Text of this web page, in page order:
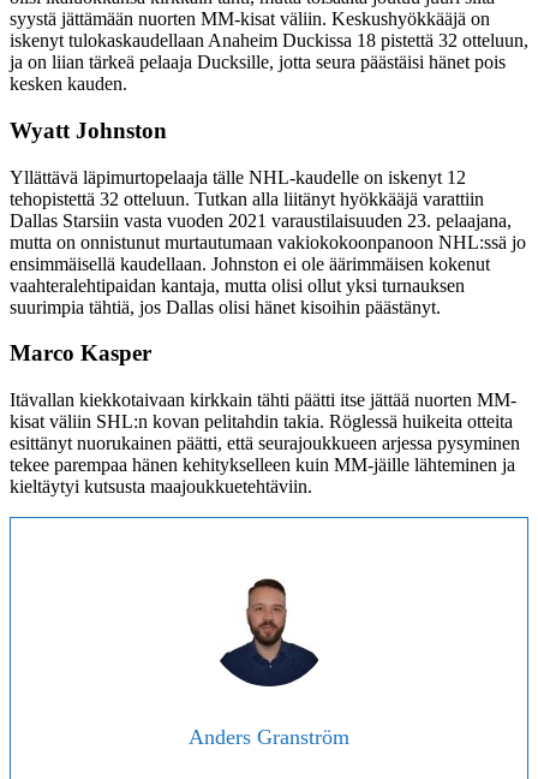
syystä jättämään nuorten MM-kisat väliin. Keskushyökkääjä on
iskenyt tulokaskaudellaan Anaheim Duckissa 18 pistettä 32 otteluun,
ja on liian tärkeä pelaaja Ducksille, jotta seura päästäisi hänet pois
kesken kauden.
Wyatt Johnston
Yllättävä läpimurtopelaaja tälle NHL-kaudelle on iskenyt 12
tehopistettä 32 otteluun. Tutkan alla liitänyt hyökkääjä varattiin
Dallas Starsiin vasta vuoden 2021 varaustilaisuuden 23. pelaajana,
mutta on onnistunut murtautumaan vakiokokoonpanoon NHL:ssä jo
ensimmäisellä kaudellaan. Johnston ei ole äärimmäisen kokenut
vaahteralehtipaidan kantaja, mutta olisi ollut yksi turnauksen
suurimpia tähtiä, jos Dallas olisi hänet kisoihin päästänyt.
Marco Kasper
Itävallan kiekkotaivaan kirkkain tähti päätti itse jättää nuorten MM-
kisat väliin SHL:n kovan pelitahdin takia. Röglessä huikeita otteita
esittänyt nuorukainen päätti, että seurajoukkueen arjessa pysyminen
tekee parempaa hänen kehitykselleen kuin MM-jäille lähteminen ja
kieltäytyi kutsusta maajoukkuetehtäviin.
Anders Granström